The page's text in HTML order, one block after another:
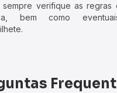
sempre verifique as regras
bem como